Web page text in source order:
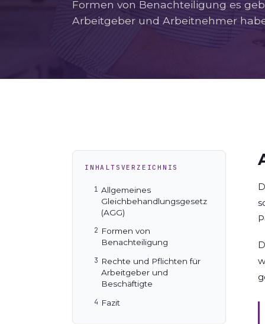
Formen von Benachteiligung es
Arbeitgeber und Arbeitnehmer
INHALTSVERZEICHNIS
Allgemeines
Gleichbehandlungsgesetz
(AGG)
Formen von
Benachteiligung
Rechte und Pflichten für
Arbeitgeber und
Beschäftigte
Fazit